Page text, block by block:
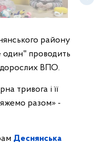
району
один" проводить
дорослих ВПО.
тривога і її
разом» -
Деснянська